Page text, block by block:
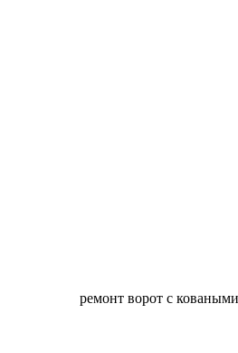
ремонт ворот с